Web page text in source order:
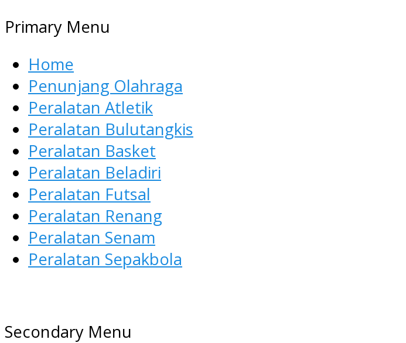
Primary Menu
Home
Penunjang Olahraga
Peralatan Atletik
Peralatan Bulutangkis
Peralatan Basket
Peralatan Beladiri
Peralatan Futsal
Peralatan Renang
Peralatan Senam
Peralatan Sepakbola
AGEN ALAT OLAHRAGA
Menyediakan Alat Olahraga Terlengkap di Indonesia
Secondary Menu